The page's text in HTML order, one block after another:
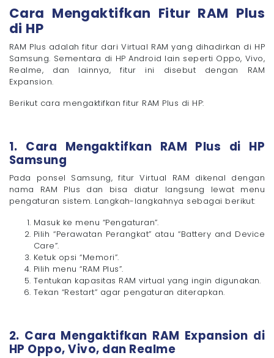
Cara Mengaktifkan Fitur RAM Plus
di HP
RAM Plus adalah fitur dari Virtual RAM yang dihadirkan di HP
Samsung. Sementara di HP Android lain seperti Oppo, Vivo,
Realme, dan lainnya, fitur ini disebut dengan RAM
Expansion.
Berikut cara mengaktifkan fitur RAM Plus di HP:
1. Cara Mengaktifkan RAM Plus di HP
Samsung
Pada ponsel Samsung, fitur Virtual RAM dikenal dengan
nama RAM Plus dan bisa diatur langsung lewat menu
pengaturan sistem. Langkah-langkahnya sebagai berikut:
Masuk ke menu “Pengaturan”.
Pilih “Perawatan Perangkat” atau “Battery and Device
Care”.
Ketuk opsi “Memori”.
Pilih menu “RAM Plus”.
Tentukan kapasitas RAM virtual yang ingin digunakan.
Tekan “Restart” agar pengaturan diterapkan.
2. Cara Mengaktifkan RAM Expansion di
HP Oppo, Vivo, dan Realme